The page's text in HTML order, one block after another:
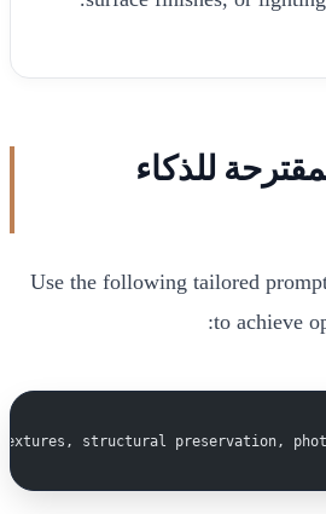
للذكاء
Use the following tailored
to achieve
structural preservation,